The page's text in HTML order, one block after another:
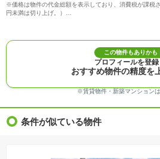
※価格は物件の代金総額を表示しており、消費税が課税
円未満は切り上げ。）
※写真に写っている、またはパース（絵）や間取り図に
※建築条件付き土地価格には、建物価格は含まれません
※物件情報は、原則として情報提供日の２日前に最終確
※完成予想図はいずれも外構、植栽、外観等実際のもの
※モデルルーム・モデルハウス・展示場・ショールーム
※ＣＧ合成の画像の場合、実際とは多少異なる場合があ
※物件特徴：販売戸数が複数の物件は、全ての住戸に該
※価格更新：物件価格が変更された日から１週間表示され
この物件もありかも
プロフィールを登録
おすすめ物件の精度を
※賃貸物件・新築マンション
条件が似ている物件